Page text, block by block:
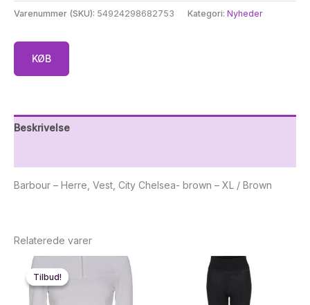
Varenummer (SKU): 54924298682753 Kategori: Nyheder
KØB
Beskrivelse
Barbour – Herre, Vest, City Chelsea- brown – XL / Brown
Relaterede varer
Tilbud!
Tilbud!